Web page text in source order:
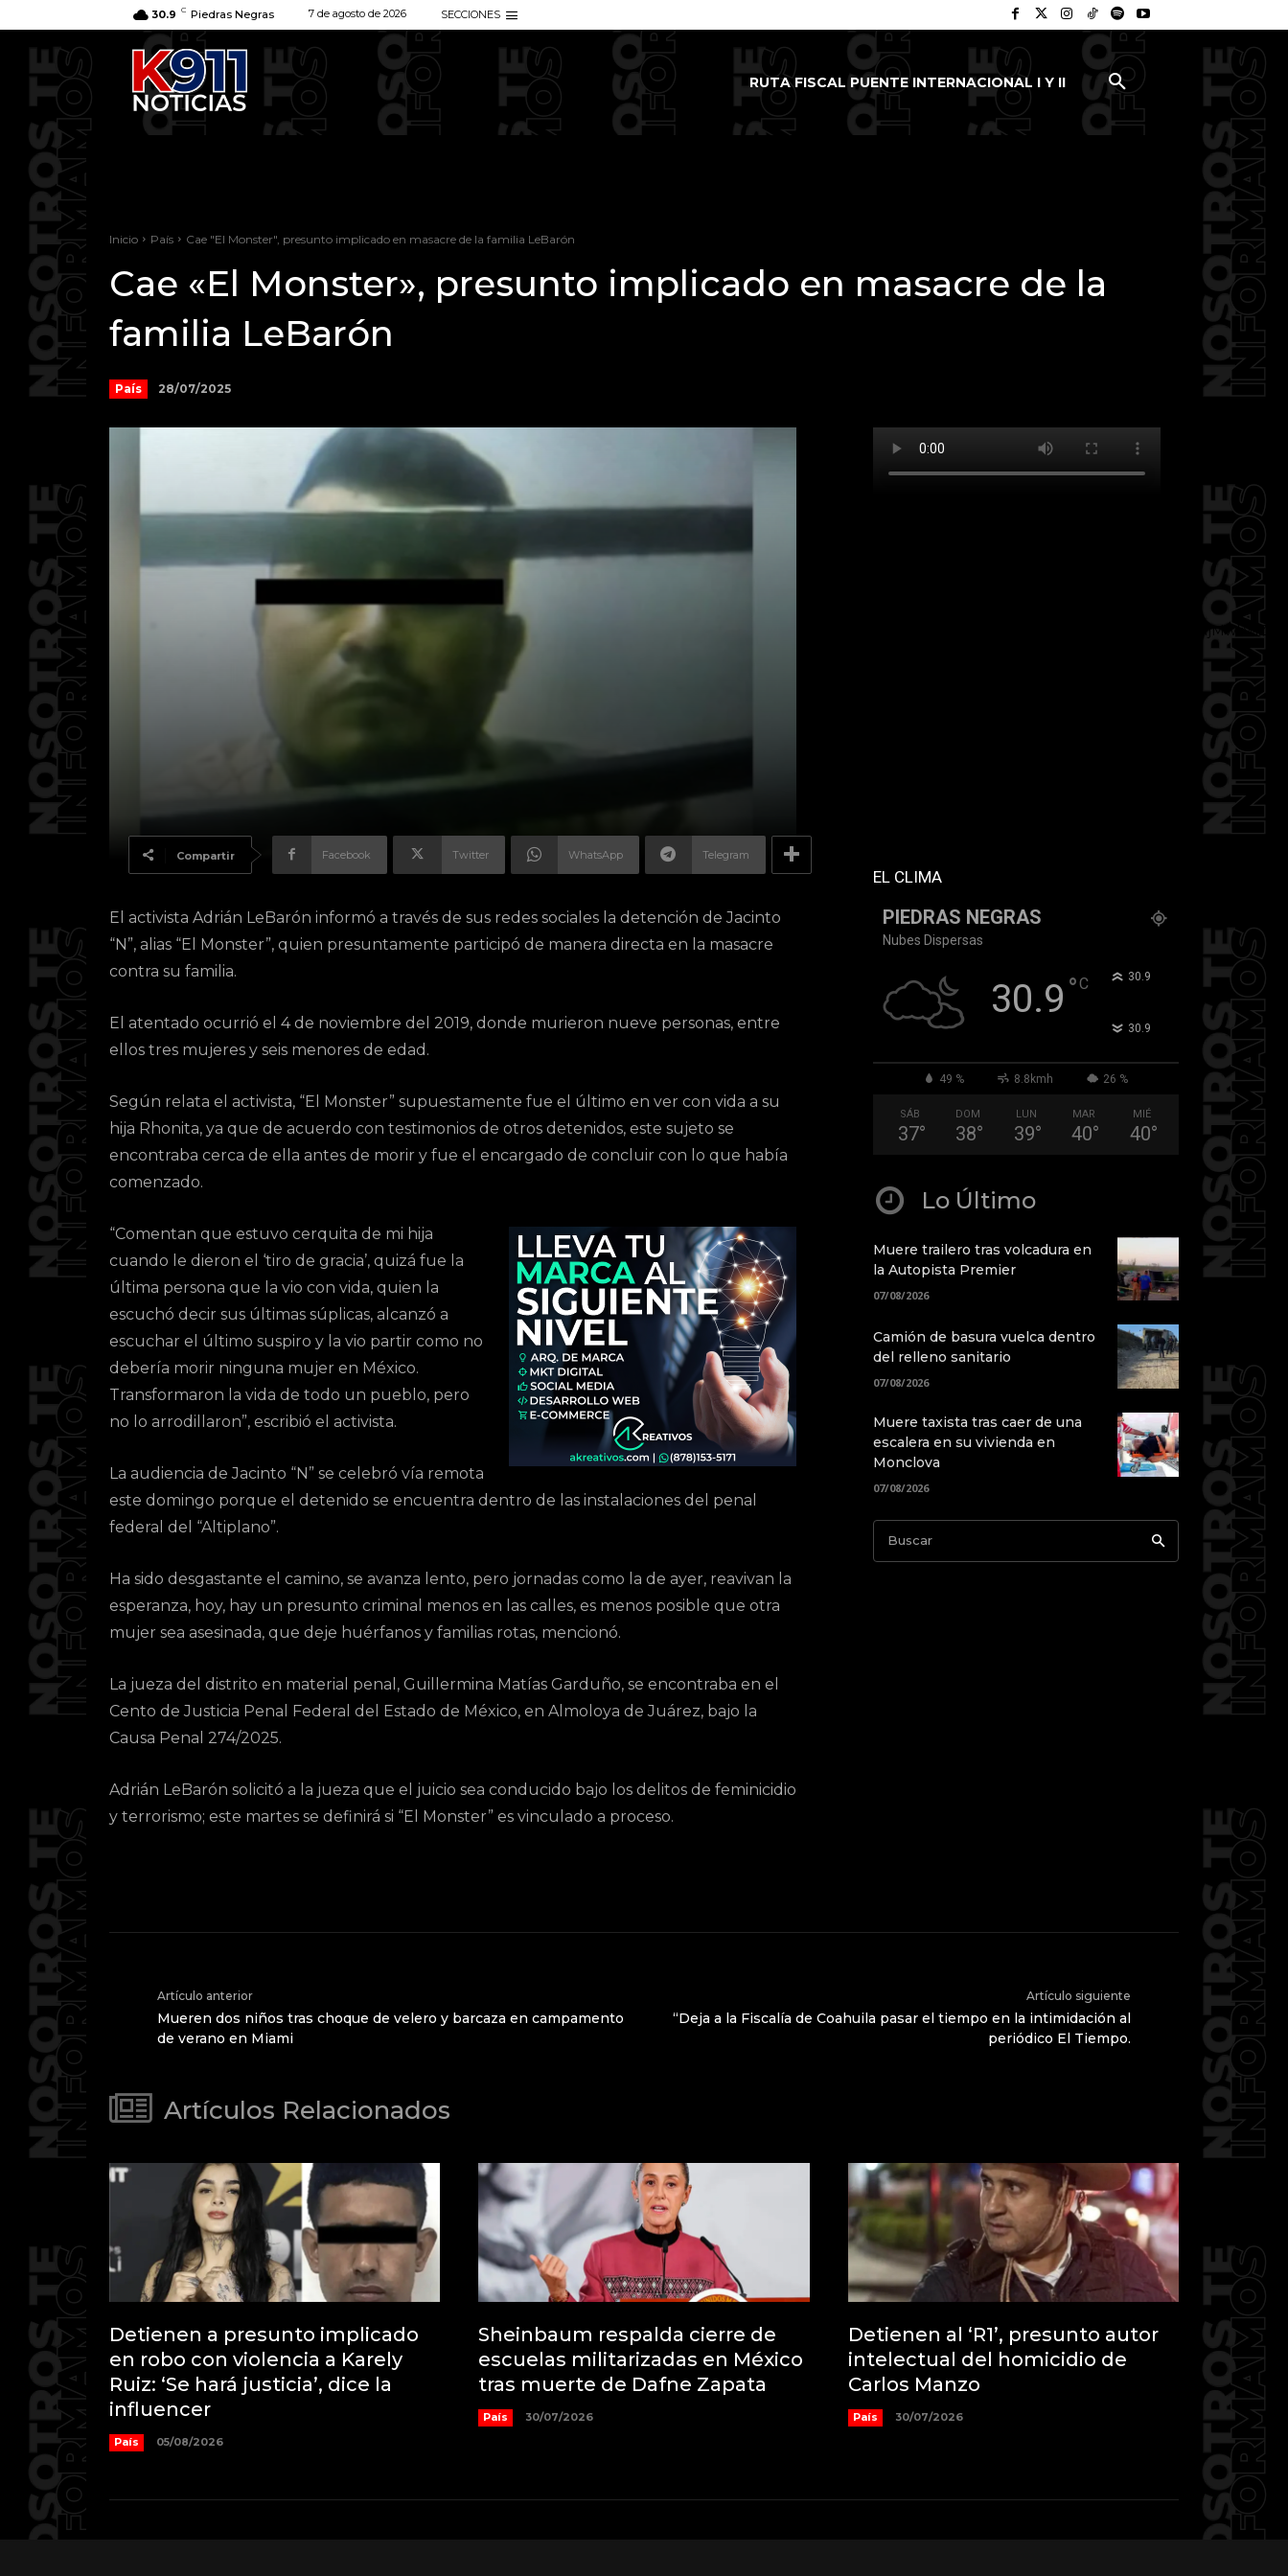
30.9 C Piedras Negras 7 de agosto de 2026 SECCIONES
RUTA FISCAL PUENTE INTERNACIONAL I Y II
Inicio País Cae "El Monster", presunto implicado en masacre de la familia LeBarón
Cae «El Monster», presunto implicado en masacre de la
familia LeBarón
País 28/07/2025
Compartir Facebook Twitter WhatsApp Telegram
El activista Adrián LeBarón informó a través de sus redes sociales la detención de Jacinto
“N”, alias “El Monster”, quien presuntamente participó de manera directa en la masacre
contra su familia.
El atentado ocurrió el 4 de noviembre del 2019, donde murieron nueve personas, entre
ellos tres mujeres y seis menores de edad.
Según relata el activista, “El Monster” supuestamente fue el último en ver con vida a su
hija Rhonita, ya que de acuerdo con testimonios de otros detenidos, este sujeto se
encontraba cerca de ella antes de morir y fue el encargado de concluir con lo que había
comenzado.
“Comentan que estuvo cerquita de mi hija
cuando le dieron el ‘tiro de gracia’, quizá fue la
última persona que la vio con vida, quien la
escuchó decir sus últimas súplicas, alcanzó a
escuchar el último suspiro y la vio partir como no
debería morir ninguna mujer en México.
Transformaron la vida de todo un pueblo, pero
no lo arrodillaron”, escribió el activista.
La audiencia de Jacinto “N” se celebró vía remota
este domingo porque el detenido se encuentra dentro de las instalaciones del penal
federal del “Altiplano”.
Ha sido desgastante el camino, se avanza lento, pero jornadas como la de ayer, reavivan la
esperanza, hoy, hay un presunto criminal menos en las calles, es menos posible que otra
mujer sea asesinada, que deje huérfanos y familias rotas, mencionó.
La jueza del distrito en material penal, Guillermina Matías Garduño, se encontraba en el
Cento de Justicia Penal Federal del Estado de México, en Almoloya de Juárez, bajo la
Causa Penal 274/2025.
Adrián LeBarón solicitó a la jueza que el juicio sea conducido bajo los delitos de feminicidio
y terrorismo; este martes se definirá si “El Monster” es vinculado a proceso.
EL CLIMA
PIEDRAS NEGRAS
Nubes Dispersas
30.9 °C 30.9
30.9
49 % 8.8kmh 26 %
SÁB
37°
DOM
38°
LUN
39°
MAR
40°
MIÉ
40°
Lo Último
Muere trailero tras volcadura en
la Autopista Premier
07/08/2026
Camión de basura vuelca dentro
del relleno sanitario
07/08/2026
Muere taxista tras caer de una
escalera en su vivienda en
Monclova
07/08/2026
Buscar
Artículo anterior
Mueren dos niños tras choque de velero y barcaza en campamento
de verano en Miami
Artículo siguiente
“Deja a la Fiscalía de Coahuila pasar el tiempo en la intimidación al
periódico El Tiempo.
Artículos Relacionados
Detienen a presunto implicado
en robo con violencia a Karely
Ruiz: ‘Se hará justicia’, dice la
influencer
País 05/08/2026
Sheinbaum respalda cierre de
escuelas militarizadas en México
tras muerte de Dafne Zapata
País 30/07/2026
Detienen al ‘R1’, presunto autor
intelectual del homicidio de
Carlos Manzo
País 30/07/2026